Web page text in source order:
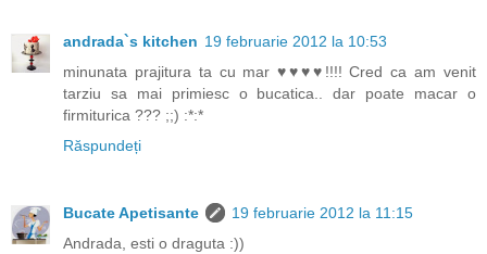
andrada`s kitchen 19 februarie 2012 la 10:53
minunata prajitura ta cu mar ♥♥♥♥!!!! Cred ca am venit
tarziu sa mai primiesc o bucatica.. dar poate macar o
firmiturica ??? ;;) :*:*
Răspundeți
Bucate Apetisante
19 februarie 2012 la 11:15
Andrada, esti o draguta :))